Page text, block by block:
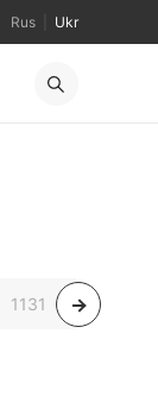
Rus Ukr
1131